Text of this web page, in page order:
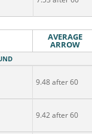
AVERAGE
ARROW
9.48 after 60
9.42 after 60